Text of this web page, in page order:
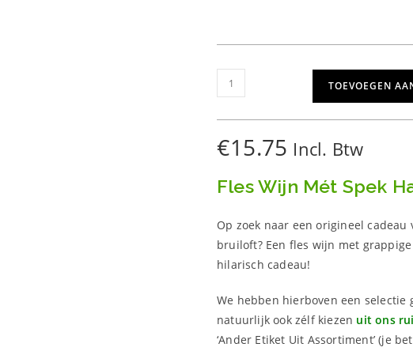
Wijn
&
Liefde
Pakket
aantal
TOEVOEGEN
€15.75 Incl. Btw
Fles Wijn Mét Spek
Op zoek naar een origineel
bruiloft? Een fles wijn met
hilarisch cadeau!
We hebben hierboven een
natuurlijk ook zélf kiezen uit ons
‘Ander Etiket Uit Assortiment’ (je